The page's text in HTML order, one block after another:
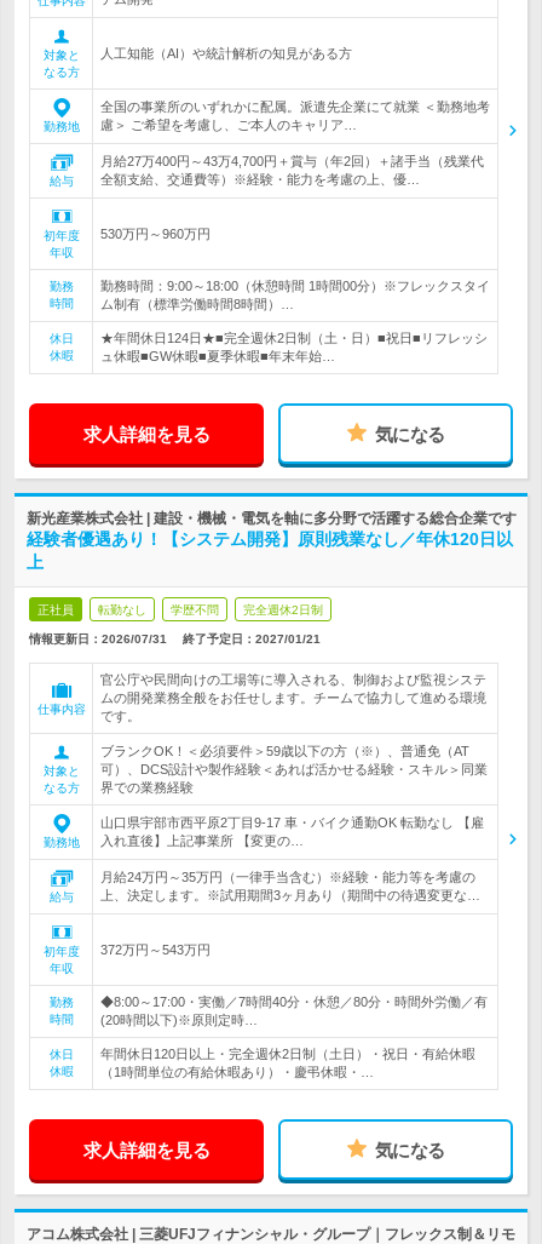
対象と
なる方
人工知能（AI）や統計解析の知見がある方
勤務地
全国の事業所のいずれかに配属。派遣先企業にて就業 ＜勤務地考
慮＞ ご希望を考慮し、ご本人のキャリア…
給与
月給27万400円～43万4,700円＋賞与（年2回）＋諸手当（残業代
全額支給、交通費等）※経験・能力を考慮の上、優…
初年度
年収
530万円～960万円
勤務
時間
勤務時間：9:00～18:00（休憩時間 1時間00分）※フレックスタイ
ム制有（標準労働時間8時間）…
休日
休暇
★年間休日124日★■完全週休2日制（土・日）■祝日■リフレッシ
ュ休暇■GW休暇■夏季休暇■年末年始…
求人詳細を見る 気になる
新光産業株式会社 | 建設・機械・電気を軸に多分野で活躍する総合企業です
経験者優遇あり！【システム開発】原則残業なし／年休120日以
上
正社員 転勤なし 学歴不問 完全週休2日制
情報更新日：2026/07/31 終了予定日： 2027/01/21
仕事内容
官公庁や民間向けの工場等に導入される、制御および監視システ
ムの開発業務全般をお任せします。チームで協力して進める環境
です。
対象と
なる方
ブランクOK！＜必須要件＞59歳以下の方（※）、普通免（AT
可）、DCS設計や製作経験＜あれば活かせる経験・スキル＞同業
界での業務経験
勤務地
山口県宇部市西平原2丁目9‐17 車・バイク通勤OK 転勤なし 【雇
入れ直後】上記事業所 【変更の…
給与
月給24万円～35万円（一律手当含む）※経験・能力等を考慮の
上、決定します。※試用期間3ヶ月あり（期間中の待遇変更な…
初年度
年収
372万円～543万円
勤務
時間
◆8:00～17:00・実働／7時間40分・休憩／80分・時間外労働／有
(20時間以下)※原則定時…
休日
休暇
年間休日120日以上・完全週休2日制（土日）・祝日・有給休暇
（1時間単位の有給休暇あり）・慶弔休暇・…
求人詳細を見る 気になる
アコム株式会社 | 三菱UFJフィナンシャル・グループ｜フレックス制＆リモ